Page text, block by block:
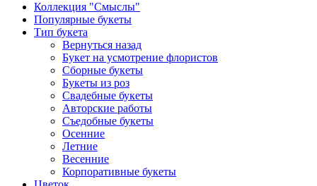
Коллекция "Смыслы"
Популярные букеты
Тип букета
Вернуться назад
Букет на усмотрение флористов
Сборные букеты
Букеты из роз
Свадебные букеты
Авторские работы
Съедобные букеты
Осенние
Летние
Весенние
Корпоративные букеты